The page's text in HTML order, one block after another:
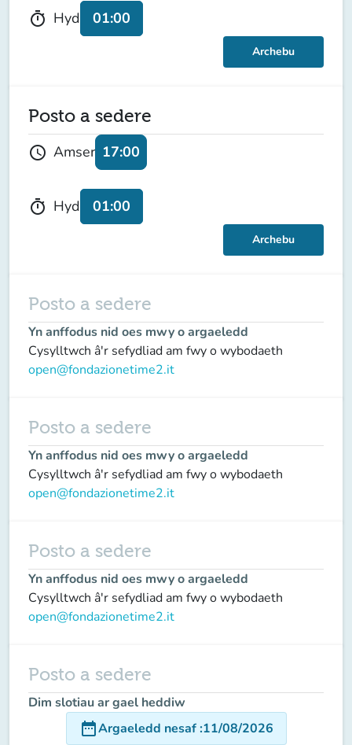
timer Hyd 01:00
Archebu
Posto a sedere
schedule Amser 17:00
timer Hyd 01:00
Archebu
Posto a sedere
Yn anffodus nid oes mwy o argaeledd
Cysylltwch â'r sefydliad am fwy o wybodaeth
open@fondazionetime2.it
Posto a sedere
Yn anffodus nid oes mwy o argaeledd
Cysylltwch â'r sefydliad am fwy o wybodaeth
open@fondazionetime2.it
Posto a sedere
Yn anffodus nid oes mwy o argaeledd
Cysylltwch â'r sefydliad am fwy o wybodaeth
open@fondazionetime2.it
Posto a sedere
Dim slotiau ar gael heddiw
date_rangeArgaeledd nesaf:11/08/2026